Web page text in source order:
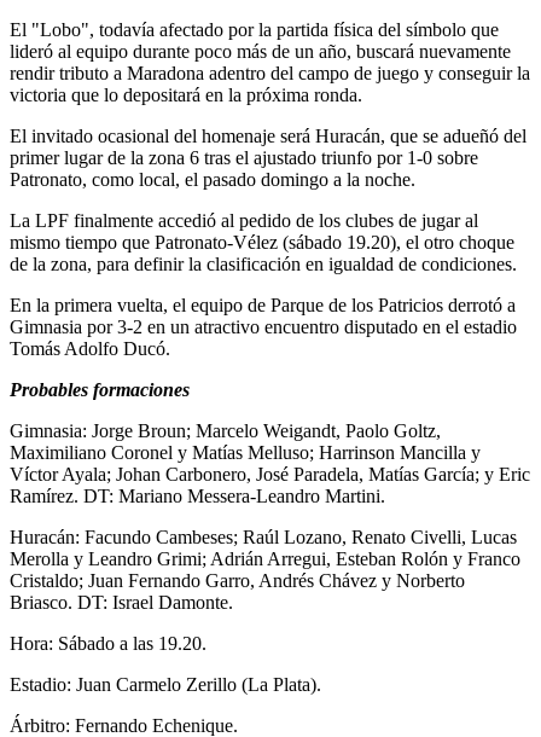
El "Lobo", todavía afectado por la partida física del símbolo que
lideró al equipo durante poco más de un año, buscará nuevamente
rendir tributo a Maradona adentro del campo de juego y conseguir la
victoria que lo depositará en la próxima ronda.
El invitado ocasional del homenaje será Huracán, que se adueñó del
primer lugar de la zona 6 tras el ajustado triunfo por 1-0 sobre
Patronato, como local, el pasado domingo a la noche.
La LPF finalmente accedió al pedido de los clubes de jugar al
mismo tiempo que Patronato-Vélez (sábado 19.20), el otro choque
de la zona, para definir la clasificación en igualdad de condiciones.
En la primera vuelta, el equipo de Parque de los Patricios derrotó a
Gimnasia por 3-2 en un atractivo encuentro disputado en el estadio
Tomás Adolfo Ducó.
Probables formaciones
Gimnasia: Jorge Broun; Marcelo Weigandt, Paolo Goltz,
Maximiliano Coronel y Matías Melluso; Harrinson Mancilla y
Víctor Ayala; Johan Carbonero, José Paradela, Matías García; y Eric
Ramírez. DT: Mariano Messera-Leandro Martini.
Huracán: Facundo Cambeses; Raúl Lozano, Renato Civelli, Lucas
Merolla y Leandro Grimi; Adrián Arregui, Esteban Rolón y Franco
Cristaldo; Juan Fernando Garro, Andrés Chávez y Norberto
Briasco. DT: Israel Damonte.
Hora: Sábado a las 19.20.
Estadio: Juan Carmelo Zerillo (La Plata).
Árbitro: Fernando Echenique.